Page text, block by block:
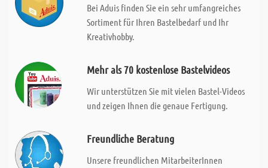
Bei Aduis finden Sie ein sehr umfangreiches
Sortiment für Ihren Bastelbedarf und Ihr
Kreativhobby.
Mehr als 70 kostenlose Bastelvideos
Wir unterstützen Sie mit vielen Bastel-Videos
und zeigen Ihnen die genaue Fertigung.
Freundliche Beratung
Unsere freundlichen MitarbeiterInnen